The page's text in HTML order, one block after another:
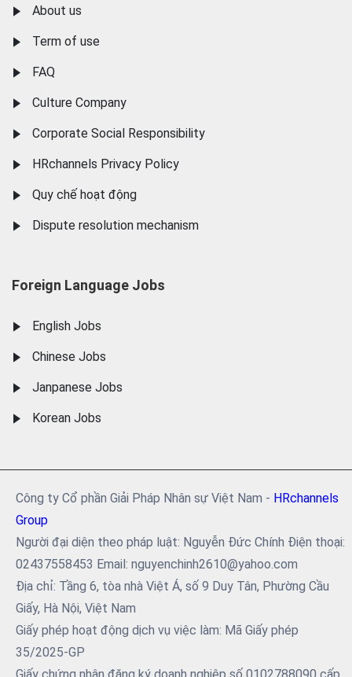
About us
Term of use
FAQ
Culture Company
Corporate Social Responsibility
HRchannels Privacy Policy
Quy chế hoạt động
Dispute resolution mechanism
Foreign Language Jobs
English Jobs
Chinese Jobs
Janpanese Jobs
Korean Jobs
Công ty Cổ phần Giải Pháp Nhân sự Việt Nam - HRchannels
Group
Người đại diện theo pháp luật: Nguyễn Đức Chính Điện thoại:
02437558453 Email: nguyenchinh2610@yahoo.com
Địa chỉ: Tầng 6, tòa nhà Việt Á, số 9 Duy Tân, Phường Cầu
Giấy, Hà Nội, Việt Nam
Giấy phép hoạt động dịch vụ việc làm: Mã Giấy phép
35/2025-GP
Giấy chứng nhận đăng ký doanh nghiệp số 0102788090 cấp